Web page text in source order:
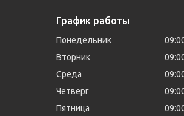
График работы
Понедельник
Вторник
Среда
Четверг
Пятница